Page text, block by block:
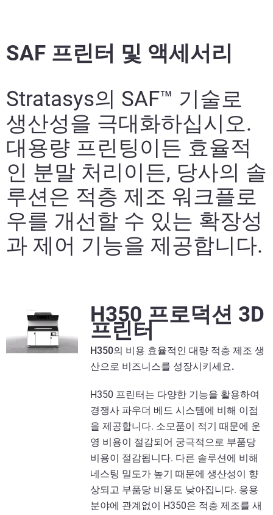
더 알아보기
자세히 보기
SAF 프린터 및 액세서리
Stratasys의 SAF™ 기술로
생산성을 극대화하십시오.
대용량 프린팅이든 효율적
인 분말 처리이든, 당사의 솔
루션은 적층 제조 워크플로
우를 개선할 수 있는 확장성
과 제어 기능을 제공합니다.
H350 프로덕션 3D
프린터
H350의 비용 효율적인 대량 적층 제조 생
산으로 비즈니스를 성장시키세요.
H350 프린터는 다양한 기능을 활용하여
경쟁사 파우더 베드 시스템에 비해 이점
을 제공합니다. 소모품이 적기 때문에 운
영 비용이 절감되어 궁극적으로 부품당
비용이 절감됩니다. 다른 솔루션에 비해
네스팅 밀도가 높기 때문에 생산성이 향
상되고 부품당 비용도 낮아집니다. 응용
분야에 관계없이 H350은 적층 제조를 새